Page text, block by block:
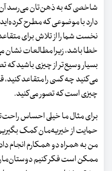
شاخصی که به ذهن‌تان می‌رسد
دارد با موضوعی که مطرح
نخست شما را از تلاش برای
خطا باشد، زیرا مطالعات نشان
بسیار وسیع‌تر از چیزی باشید
می‌کنید چه کسی را متقاعد کنید،
چیزی است که تصور می‌کنید.
برای مثال ما خیلی احساس
حمایت از خیریه‌مان کمک بگیریم
من به همراه دو همکارم انجام
ممکن است فکر کنیم